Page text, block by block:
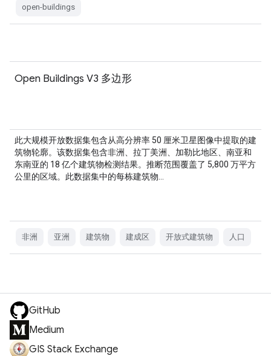
open-buildings
Open Buildings V3 多边形
此大规模开放数据集包含从高分辨率 50 厘米卫星图像中提取的建
筑物轮廓。该数据集包含非洲、拉丁美洲、加勒比地区、南亚和
东南亚的 18 亿个建筑物检测结果。推断范围覆盖了 5,800 万平方
公里的区域。此数据集中的每栋建筑物…
非洲 亚洲 建筑物 建成区 开放式建筑物 人口
GitHub
Medium
GIS Stack Exchange